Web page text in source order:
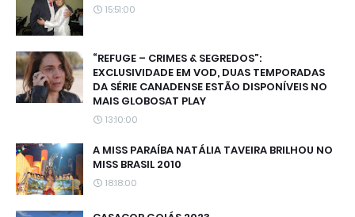
15:51:00
“REFUGE – CRIMES & SEGREDOS”:
EXCLUSIVIDADE EM VOD, DUAS TEMPORADAS
DA SÉRIE CANADENSE ESTÃO DISPONÍVEIS NO
MAIS GLOBOSAT PLAY
13:10:00
A MISS PARAÍBA NATÁLIA TAVEIRA BRILHOU NO
MISS BRASIL 2010
18:18:00